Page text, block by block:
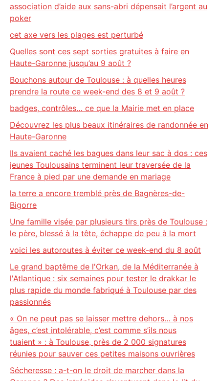
association d’aide aux sans-abri dépensait l’argent au
poker
cet axe vers les plages est perturbé
Quelles sont ces sept sorties gratuites à faire en
Haute-Garonne jusqu’au 9 août ?
Bouchons autour de Toulouse : à quelles heures
prendre la route ce week-end des 8 et 9 août ?
badges, contrôles… ce que la Mairie met en place
Découvrez les plus beaux itinéraires de randonnée en
Haute-Garonne
Ils avaient caché les bagues dans leur sac à dos : ces
jeunes Toulousains terminent leur traversée de la
France à pied par une demande en mariage
la terre a encore tremblé près de Bagnères-de-
Bigorre
Une famille visée par plusieurs tirs près de Toulouse :
le père, blessé à la tête, échappe de peu à la mort
voici les autoroutes à éviter ce week-end du 8 août
Le grand baptême de l'Orkan, de la Méditerranée à
l'Atlantique : six semaines pour tester le drakkar le
plus rapide du monde fabriqué à Toulouse par des
passionnés
« On ne peut pas se laisser mettre dehors… à nos
âges, c’est intolérable, c’est comme s’ils nous
tuaient » : à Toulouse, près de 2 000 signatures
réunies pour sauver ces petites maisons ouvrières
Sécheresse : a-t-on le droit de marcher dans la